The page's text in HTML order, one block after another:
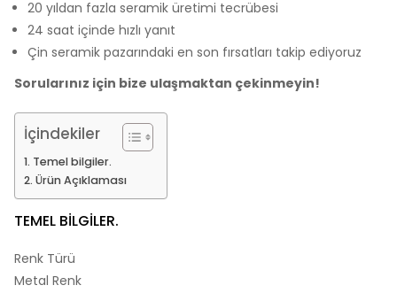
20 yıldan fazla seramik üretimi tecrübesi
24 saat içinde hızlı yanıt
Çin seramik pazarındaki en son fırsatları takip ediyoruz
Sorularınız için bize ulaşmaktan çekinmeyin!
İçindekiler
Temel bilgiler.
Ürün Açıklaması
TEMEL BILGILER.
Renk Türü
Metal Renk